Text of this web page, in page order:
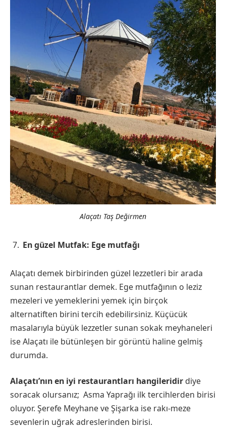
Alaçatı Taş Değirmen
En güzel Mutfak: Ege mutfağı
Alaçatı demek birbirinden güzel lezzetleri bir arada
sunan restaurantlar demek. Ege mutfağının o leziz
mezeleri ve yemeklerini yemek için birçok
alternatiften birini tercih edebilirsiniz. Küçücük
masalarıyla büyük lezzetler sunan sokak meyhaneleri
ise Alaçatı ile bütünleşen bir görüntü haline gelmiş
durumda.
Alaçatı’nın en iyi restaurantları hangileridir diye
soracak olursanız; Asma Yaprağı ilk tercihlerden birisi
oluyor. Şerefe Meyhane ve Şişarka ise rakı-meze
sevenlerin uğrak adreslerinden birisi.